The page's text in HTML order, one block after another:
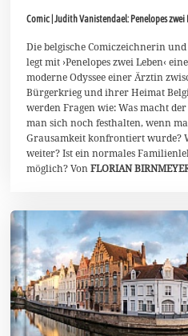
A
g
s
t
2
0
2
1
Comic | Judith Vanistendael: Penelopes zwei
Die belgische Comiczeichnerin
legt mit ›Penelopes zwei Leben‹
moderne Odyssee einer Ärztin
Bürgerkrieg und ihrer Heimat
werden Fragen wie: Was macht
man sich noch festhalten, wenn
Grausamkeit konfrontiert wurde?
weiter? Ist ein normales
möglich? VonFLORIAN